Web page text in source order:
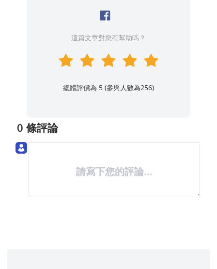
這篇文章對您有幫助嗎？
總體評價為 5 (參與人數為256)
0 條評論
請寫下您的評論...